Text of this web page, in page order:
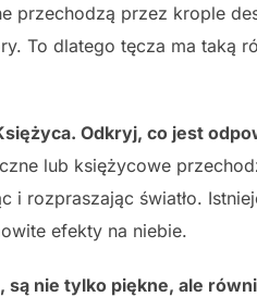
przechodzą przez krople
To dlatego tęcza ma taką
Odkryj, co jest
lub księżycowe
i rozpraszając światło.
efekty na niebie.
nie tylko piękne, ale